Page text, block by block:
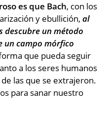
es que Bach, con los
y ebullición, al
descubre un método
campo mórfico
que pueda seguir
a los seres humanos
las que se extrajeron.
para sanar nuestro